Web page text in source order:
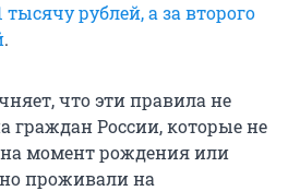
тысячу рублей, а за второго
.
что эти правила не
граждан России, которые не
момент рождения или
проживали на